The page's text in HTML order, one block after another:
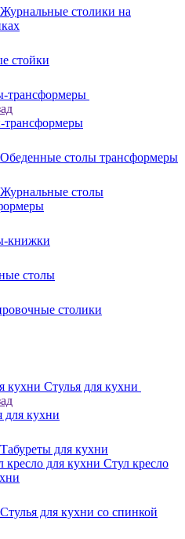
Журнальные столики на
стойки
трансформеры
трансформеры
Обеденные столы трансформеры
Журнальные столы
книжки
столы
столики
Стулья для кухни
для кухни
Табуреты для кухни
Стул кресло
Стулья для кухни со спинкой